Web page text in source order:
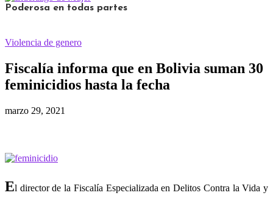
Poderosa en todas partes
Violencia de genero
Fiscalía informa que en Bolivia suman 30
feminicidios hasta la fecha
marzo 29, 2021
El director de la Fiscalía Especializada en Delitos Contra la Vida y